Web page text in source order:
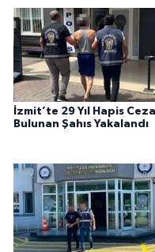
İzmit’te 29 Yıl Hapis
Bulunan Şahıs Yakalandı